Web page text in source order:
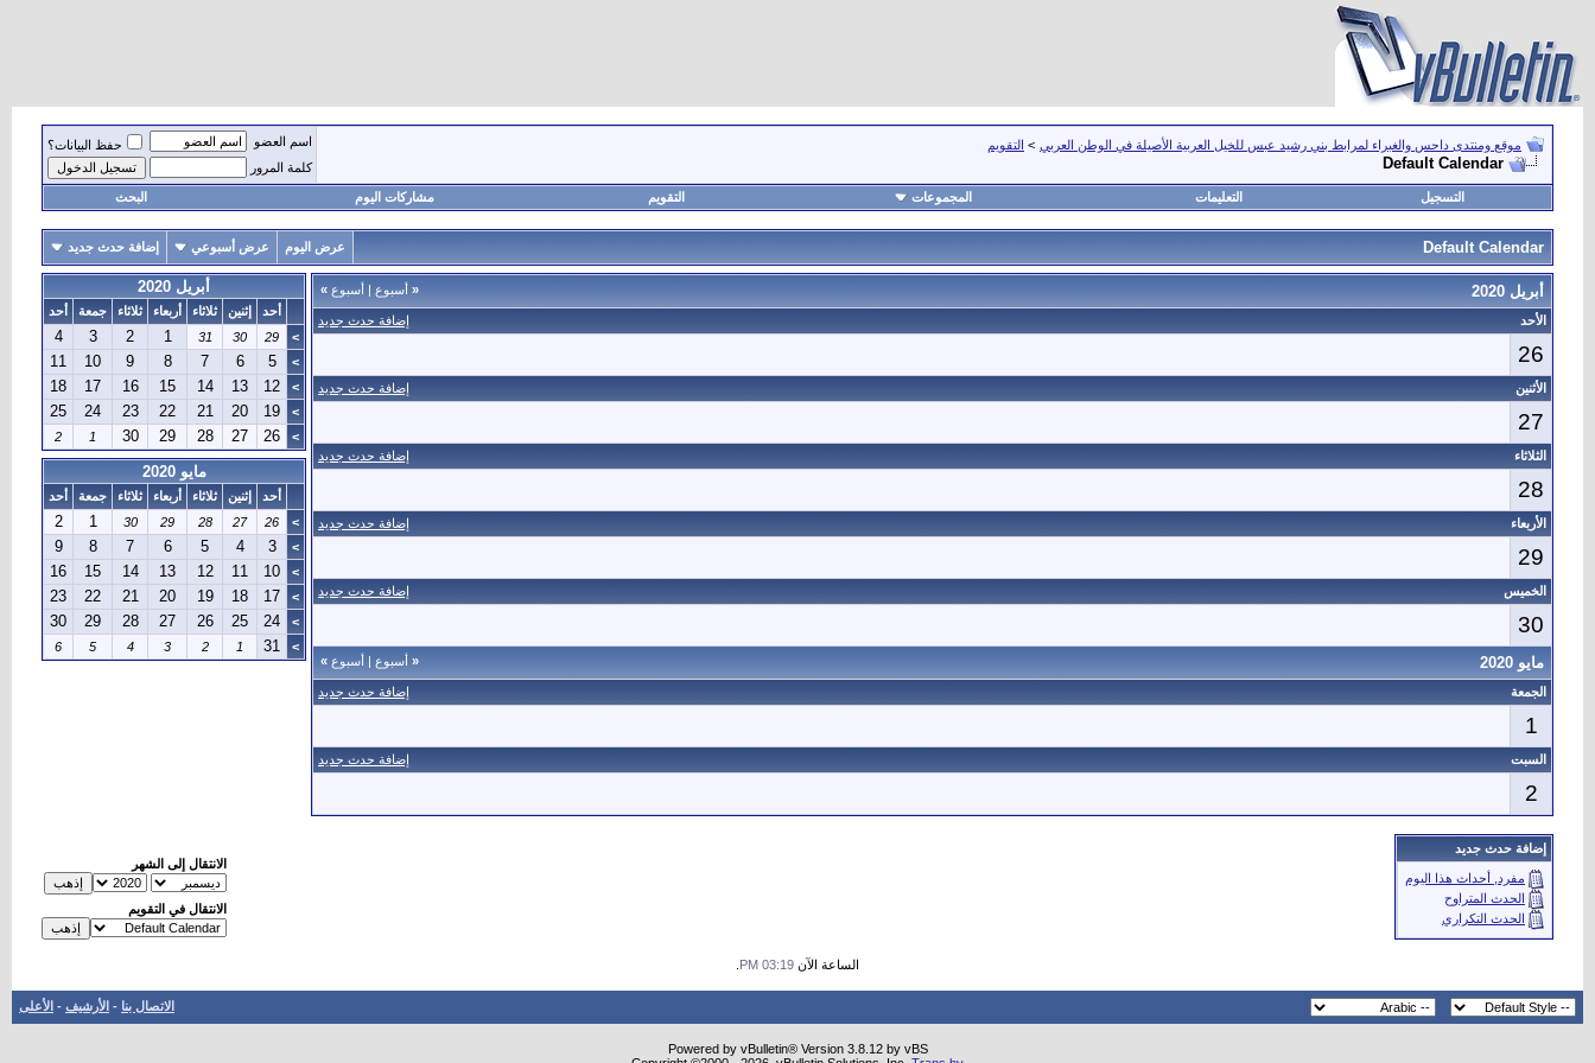
موقع ومنتدى داحس والغبراء لمرابط بني رشيد عبس للخيل العربية الأصيلة في الوطن العربي > التقويم
Default Calendar
اسم العضو
حفظ البيانات؟
كلمة المرور
التسجيل التعليمات المجموعات التقويم مشاركات اليوم البحث
Default Calendar عرض اليوم عرض أسبوعي إضافة حدث جديد
« أسبوع | أسبوع » أبريل 2020
إضافة حدث جديد الأحد
26
إضافة حدث جديد الأثنين
27
إضافة حدث جديد الثلاثاء
28
إضافة حدث جديد الأربعاء
29
إضافة حدث جديد الخميس
30
« أسبوع | أسبوع » مايو 2020
إضافة حدث جديد الجمعة
1
إضافة حدث جديد السبت
2
أبريل 2020
أحد إثنين ثلاثاء أربعاء ثلاثاء جمعة
أحد
>
29
30
31
1
2
3
4
>
5
6
7
8
9
10
11
>
12
13
14
15
16
17
18
>
19
20
21
22
23
24
25
>
26
27
28
29
30
1
2
مايو 2020
أحد إثنين ثلاثاء أربعاء ثلاثاء جمعة
أحد
>
26
27
28
29
30
1
2
>
3
4
5
6
7
8
9
>
10
11
12
13
14
15
16
>
17
18
19
20
21
22
23
>
24
25
26
27
28
29
30
>
31
1
2
3
4
5
6
إضافة حدث جديد
مفرد, أحداث هذا اليوم
الحدث المتراوح
الحدث التكراري
الانتقال إلى الشهر
الانتقال في التقويم
الساعة الآن 03:19 PM
الاتصال بنا - الأرشيف - الأعلى
Powered by vBulletin® Version 3.8.12 by vBS